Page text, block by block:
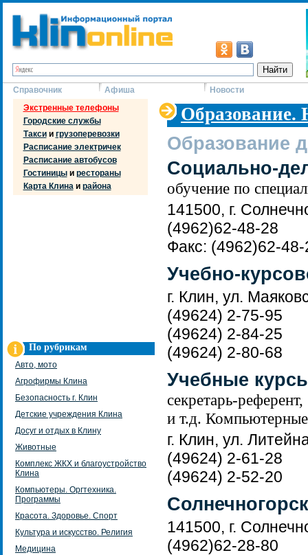
Справочник Афиша
Новости
Экстренные телефоны
Городские службы
Таксии грузоперевозки
Расписание электричек
Расписание автобусов
Гостиницыи рестораны
Карта Клинаи района
По рубрикам
Авто, мото
Агрофирмы Клина
Безопасность г. Клин
Детские учреждения Клина
Досуг и отдых в Клину
Животные
Комплекс ЖКХ и благоустройство
Клина
Компьютеры. Оргтехника.
Программы
Красота. Здоровье. Спорт
Культура и искусство. Религия
Медицина
Образование.
Образование
Социально-
обучение по
141500, г.
(4962)62-48-28
Факс: (4962)62-48-
Учебно-
г. Клин, ул.
(49624) 2-75-95
(49624) 2-84-25
(49624) 2-80-68
Учебные
секретарь-
и т.д.
г. Клин, ул.
(49624) 2-61-28
(49624) 2-52-20
141500, г.
(4962)62-28-80